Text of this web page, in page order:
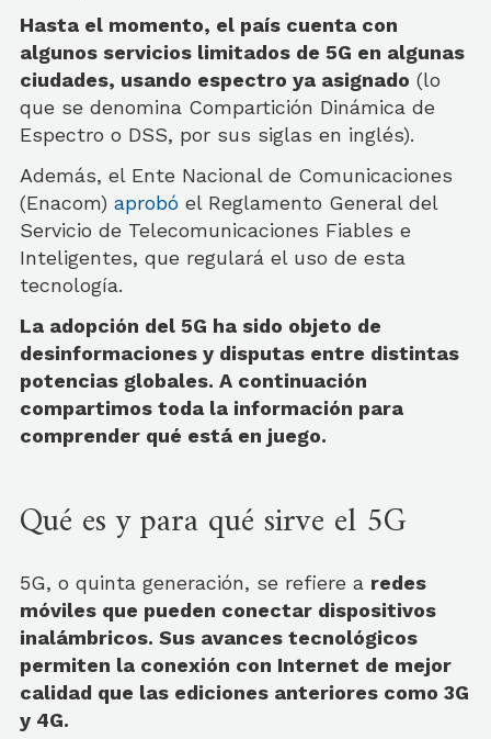
Hasta el momento, el país cuenta con
algunos servicios limitados de 5G en algunas
ciudades, usando espectro ya asignado (lo
que se denomina Compartición Dinámica de
Espectro o DSS, por sus siglas en inglés).
Además, el Ente Nacional de Comunicaciones
(Enacom) aprobó el Reglamento General del
Servicio de Telecomunicaciones Fiables e
Inteligentes, que regulará el uso de esta
tecnología.
La adopción del 5G ha sido objeto de
desinformaciones y disputas entre distintas
potencias globales. A continuación
compartimos toda la información para
comprender qué está en juego.
Qué es y para qué sirve el 5G
5G, o quinta generación, se refiere a redes
móviles que pueden conectar dispositivos
inalámbricos. Sus avances tecnológicos
permiten la conexión con Internet de mejor
calidad que las ediciones anteriores como 3G
y 4G.